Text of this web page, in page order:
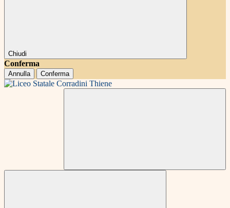
Chiudi
Conferma
Annulla Conferma